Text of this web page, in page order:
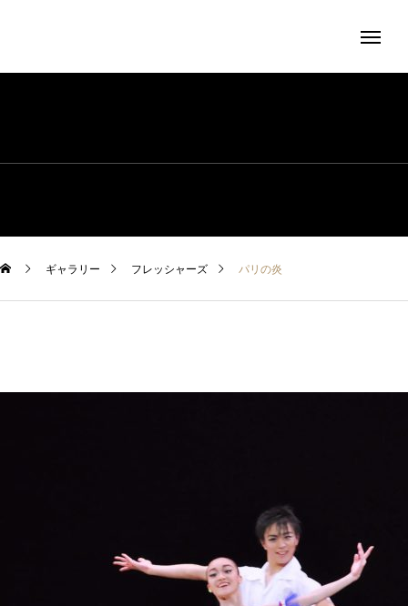
ギャラリー フレッシャーズ パリの炎